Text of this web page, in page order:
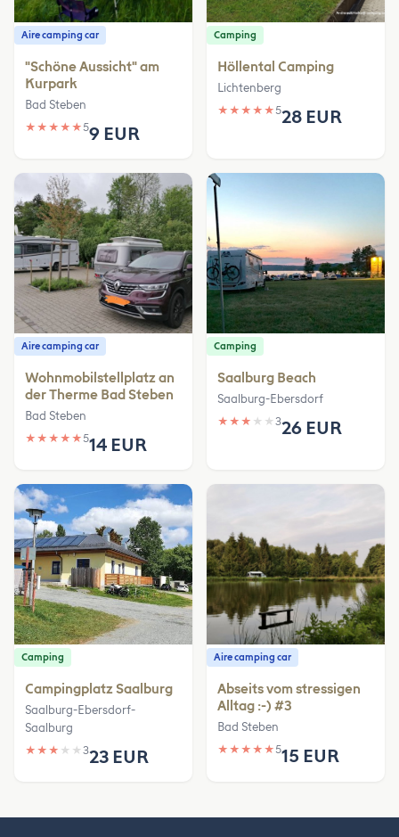
Aire camping car
"Schöne Aussicht" am
Kurpark
Bad Steben
★ ★ ★ ★ ★59 EUR
Camping
Höllental Camping
Lichtenberg
★ ★ ★ ★ ★528 EUR
Aire camping car
Wohnmobilstellplatz an
der Therme Bad Steben
Bad Steben
★ ★ ★ ★ ★514 EUR
Camping
Saalburg Beach
Saalburg-Ebersdorf
★ ★ ★ ★ ★ 326 EUR
Camping
Campingplatz Saalburg
Saalburg-Ebersdorf-
Saalburg
★ ★ ★ ★ ★ 323 EUR
Aire camping car
Abseits vom stressigen
Alltag :-) #3
Bad Steben
★ ★ ★ ★ ★515 EUR